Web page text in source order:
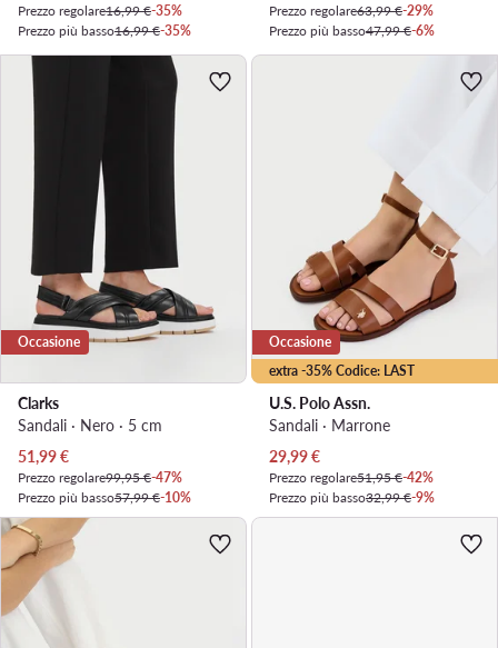
Prezzo regolare16,99 €-35%
Prezzo più basso16,99 €-35%
Prezzo regolare63,99 €-29%
Prezzo più basso47,99 €-6%
Occasione
Clarks
Sandali · Nero · 5 cm
Prezzo attuale
51,99€
Prezzo regolare99,95 €-47%
Prezzo più basso57,99 €-10%
extra -35% Codice: LAST
Occasione
U.S. Polo Assn.
Sandali · Marrone
Prezzo attuale
29,99€
Prezzo regolare51,95 €-42%
Prezzo più basso32,99 €-9%